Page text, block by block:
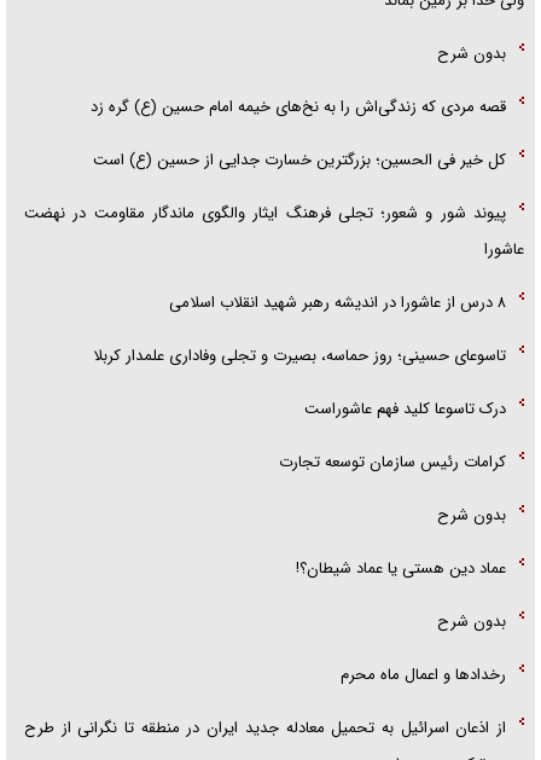
بدون شرح
قصه مردی که زندگی‌اش را به نخ‌های خیمه امام حسین (ع) گره زد
کل خیر فی الحسین؛ بزرگترین خسارت جدایی از حسین (ع) است
پیوند شور و شعور؛ تجلی فرهنگ ایثار والگوی ماندگار مقاومت در نهضت
عاشورا
۸ درس از عاشورا در اندیشه رهبر شهید انقلاب اسلامی
تاسوعای حسینی؛ روز حماسه، بصیرت و تجلی وفاداری علمدار کربلا
درک تاسوعا کلید فهم عاشوراست
کرامات رئیس سازمان توسعه تجارت
بدون شرح
عماد دین هستی یا عماد شیطان؟!
بدون شرح
رخداد‌ها و اعمال ماه محرم
از اذعان اسرائیل به تحمیل معادله جدید ایران در منطقه تا نگرانی از طرح